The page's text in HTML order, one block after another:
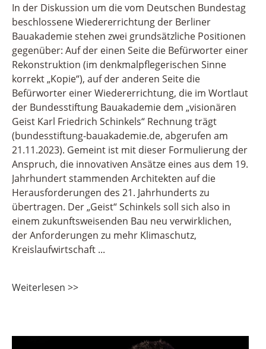
In der Diskussion um die vom Deutschen Bundestag
beschlossene Wiedererrichtung der Berliner
Bauakademie stehen zwei grundsätzliche Positionen
gegenüber: Auf der einen Seite die Befürworter einer
Rekonstruktion (im denkmalpflegerischen Sinne
korrekt „Kopie“), auf der anderen Seite die
Befürworter einer Wiedererrichtung, die im Wortlaut
der Bundesstiftung Bauakademie dem „visionären
Geist Karl Friedrich Schinkels“ Rechnung trägt
(bundesstiftung-bauakademie.de, abgerufen am
21.11.2023). Gemeint ist mit dieser Formulierung der
Anspruch, die innovativen Ansätze eines aus dem 19.
Jahrhundert stammenden Architekten auf die
Herausforderungen des 21. Jahrhunderts zu
übertragen. Der „Geist“ Schinkels soll sich also in
einem zukunftsweisenden Bau neu verwirklichen,
der Anforderungen zu mehr Klimaschutz,
Kreislaufwirtschaft
Weiterlesen >>